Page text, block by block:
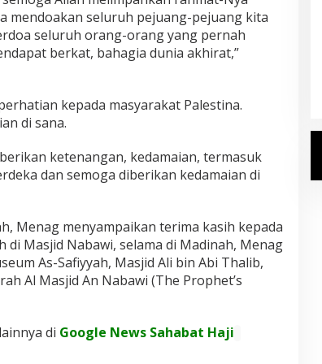
mendoakan seluruh pejuang-pejuang kita
seluruh orang-orang yang pernah
berkat, bahagia dunia akhirat,”
kepada masyarakat Palestina.
di sana.
ketenangan, kedamaian, termasuk
dan semoga diberikan kedamaian di
Menag menyampaikan terima kasih kepada
di Masjid Nabawi, selama di Madinah, Menag
As-Safiyyah, Masjid Ali bin Abi Thalib,
Al Masjid An Nabawi (The Prophet’s
di Google News Sahabat Haji
Kemenhaj Umumkan Daftar
Jemaah Haji 2027